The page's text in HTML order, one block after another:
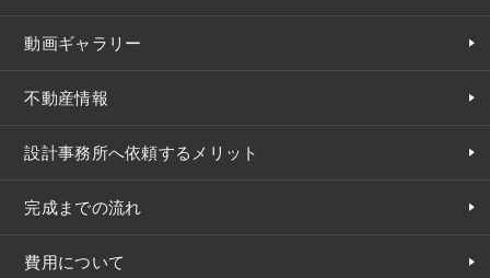
動画ギャラリー
不動産情報
設計事務所へ依頼するメリット
完成までの流れ
費用について